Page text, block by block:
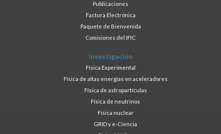
Publicaciones
Factura Electrónica
Paquete de Bienvenida
Comisiones del IFIC
Investigación
Física Experimental
Física de altas energías en aceleradores
Física de astropartículas
Física de neutrinos
Física nuclear
GRID y e-Ciencia